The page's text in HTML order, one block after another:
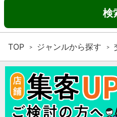
検
TOP ジャンルから探す